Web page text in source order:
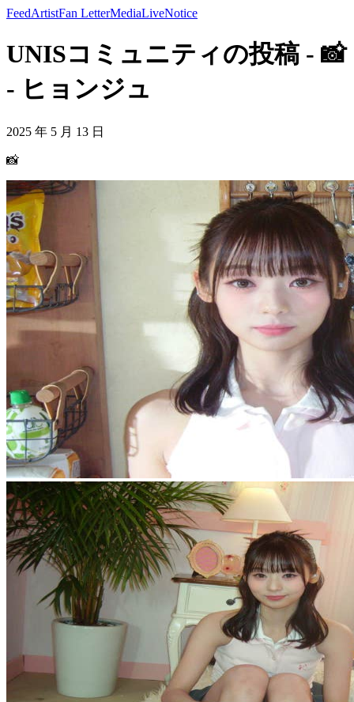
FeedArtistFan LetterMediaLiveNotice
UNISコミュニティの投稿 - 📸
- ヒョンジュ
2025 年 5 月 13 日
📸